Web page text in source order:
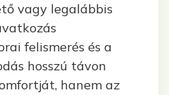
vagy legalábbis
felismerés és a
hosszú távon
hanem az